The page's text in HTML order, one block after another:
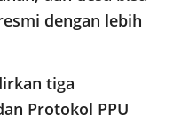
dengan lebih
tiga
Protokol PPU